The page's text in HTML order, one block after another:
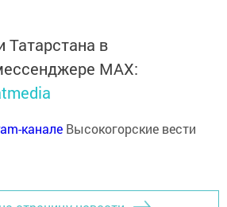
Татарстана в
MАХ:
канале Высокогорские вести